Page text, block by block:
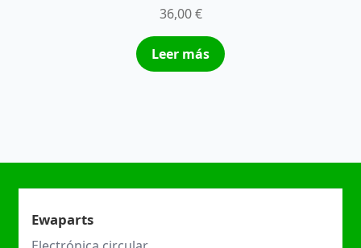
36,00€
Leer más
Ewaparts